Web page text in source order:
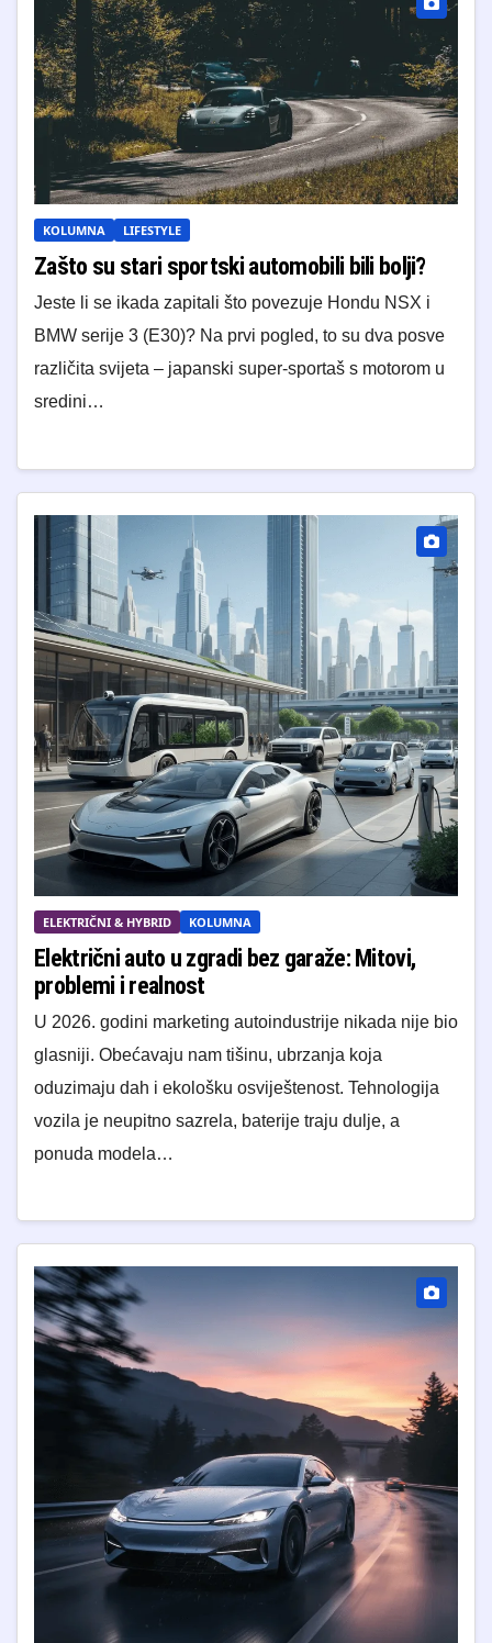
KOLUMNA LIFESTYLE
Zašto su stari sportski automobili bili bolji?
Jeste li se ikada zapitali što povezuje Hondu NSX i
BMW serije 3 (E30)? Na prvi pogled, to su dva posve
različita svijeta – japanski super-sportaš s motorom u
sredini…
ELEKTRIČNI & HYBRID KOLUMNA
Električni auto u zgradi bez garaže: Mitovi,
problemi i realnost
U 2026. godini marketing autoindustrije nikada nije bio
glasniji. Obećavaju nam tišinu, ubrzanja koja
oduzimaju dah i ekološku osviještenost. Tehnologija
vozila je neupitno sazrela, baterije traju dulje, a
ponuda modela…